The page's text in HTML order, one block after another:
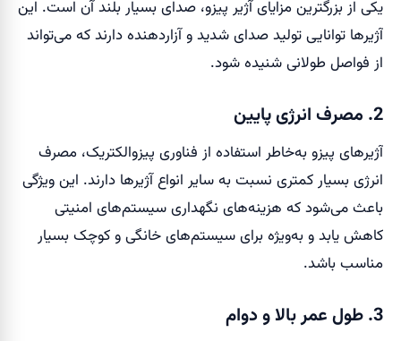
یکی از بزرگترین مزایای آژیر پیزو، صدای بسیار بلند آن است. این
آژیرها توانایی تولید صدای شدید و آزاردهنده دارند که می‌تواند
از فواصل طولانی شنیده شود.
2. مصرف انرژی پایین
آژیرهای پیزو به‌خاطر استفاده از فناوری پیزوالکتریک، مصرف
انرژی بسیار کمتری نسبت به سایر انواع آژیرها دارند. این ویژگی
باعث می‌شود که هزینه‌های نگهداری سیستم‌های امنیتی
کاهش یابد و به‌ویژه برای سیستم‌های خانگی و کوچک بسیار
مناسب باشد.
3. طول عمر بالا و دوام